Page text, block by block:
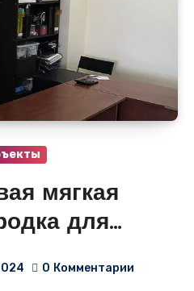
мягкая
для
0 Комментарии